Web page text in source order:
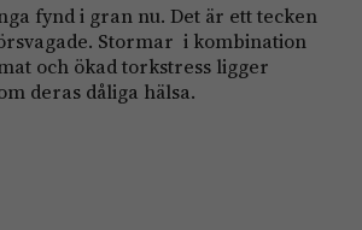
fynd i gran nu. Det är ett tecken
Stormar i kombination
och ökad torkstress ligger
deras dåliga hälsa.